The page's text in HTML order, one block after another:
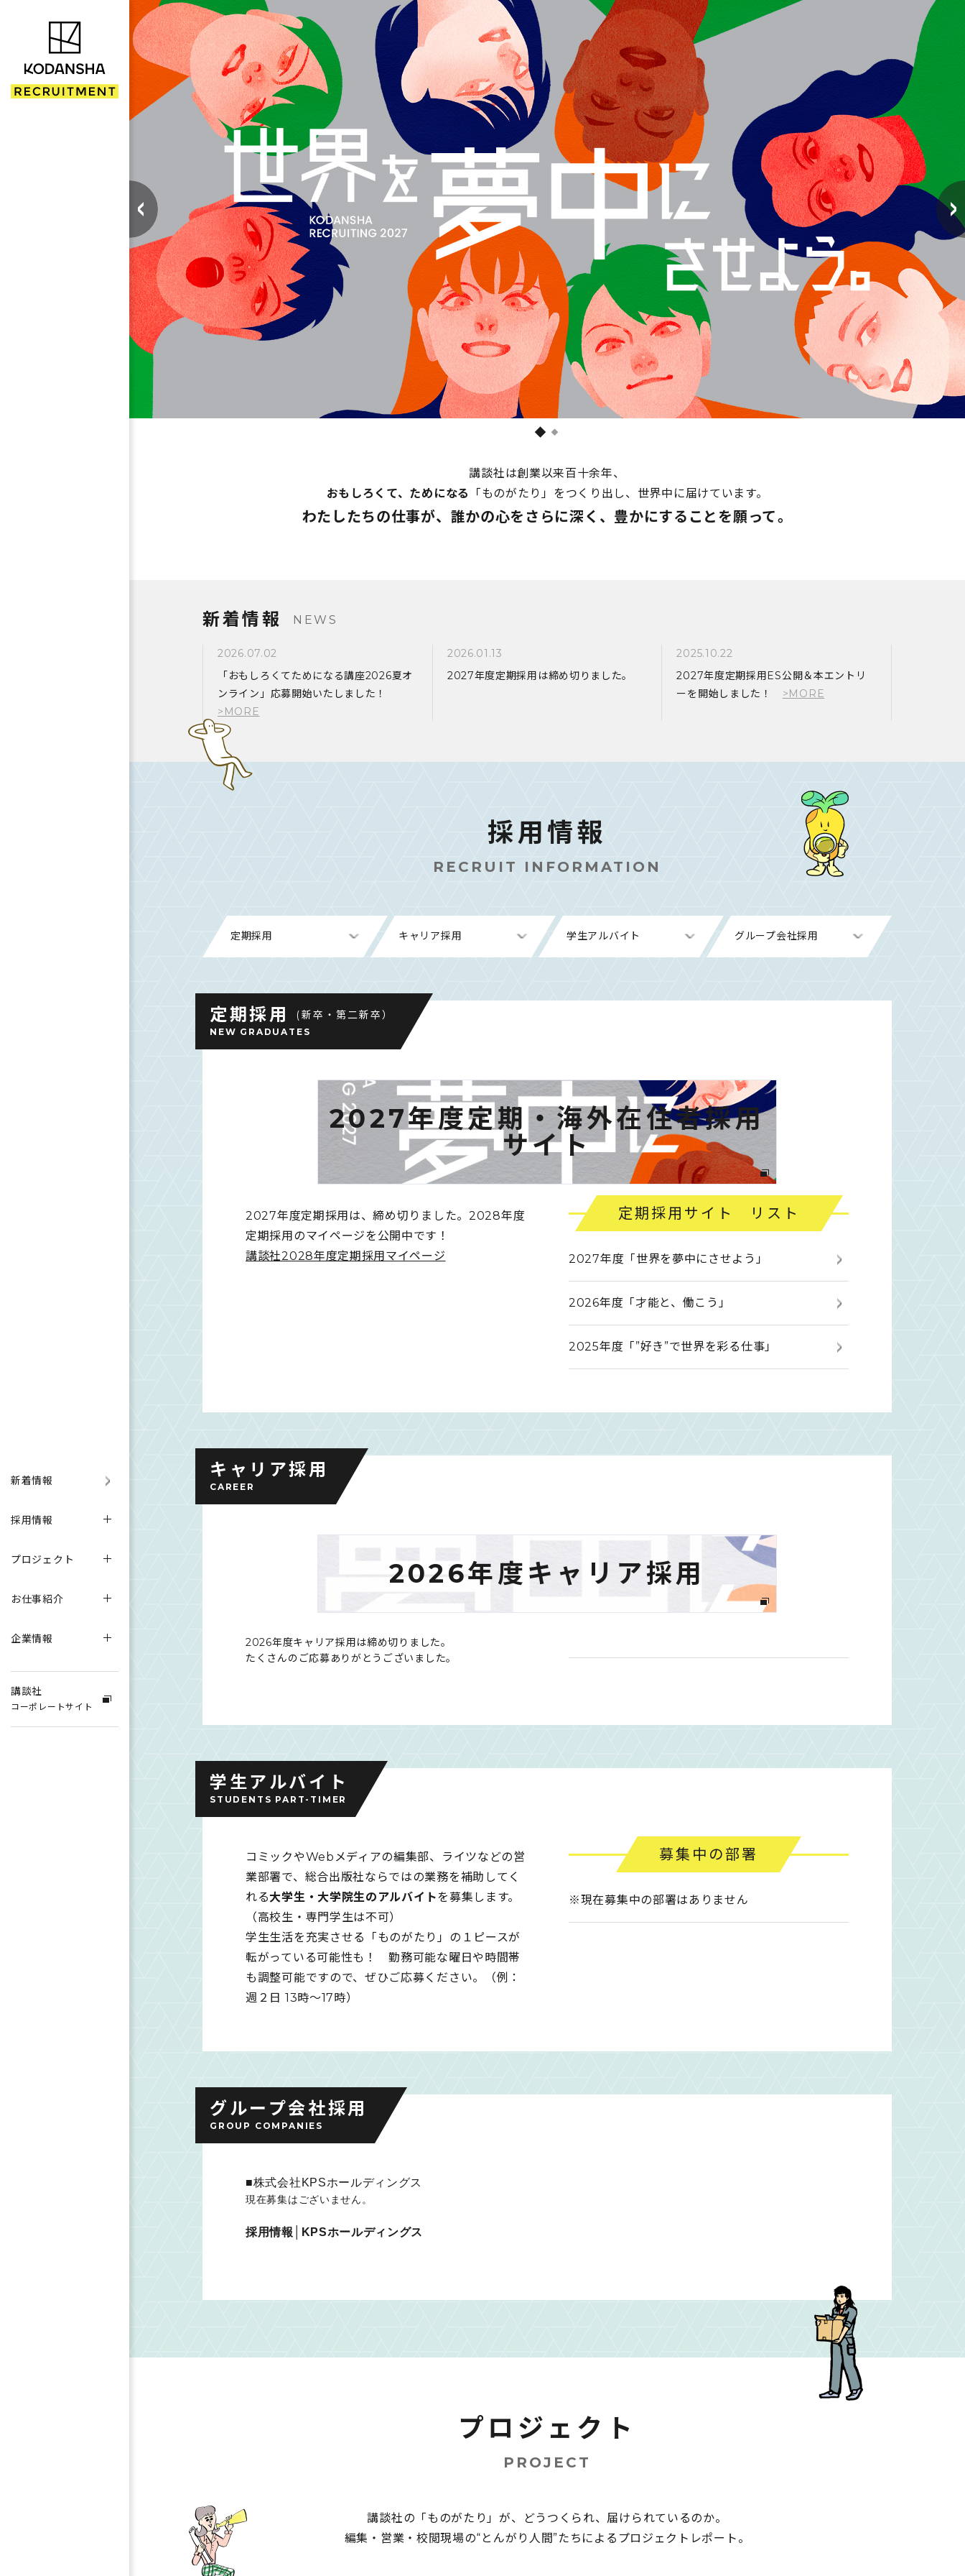
新着情報
採用情報
プロジェクト
お仕事紹介
企業情報
講談社
コーポレートサイト
講談社は創業以来百十余年、
おもしろくて、ためになる
「ものがたり」をつくり出し、 世界中に届けています。
わたしたちの仕事が、 誰かの心をさらに深く、 豊かにすることを願って――。
新着情報 NEWS
2026.07.02
「おもしろくてためになる講座2026夏オ
ンライン」応募開始いたしました！
2026.01.13
2027年度定期採用は締め切りました。
2025.10.22
2027年度定期採用ES公開＆本エントリ
ーを開始しました！
採用情報
RECRUIT INFORMATION
定期採用 キャリア採用 学生アルバイト グループ会社採用
定期採用 (新卒・第二新卒）
NEW GRADUATES
2027年度定期・海外在住者採用
サイト
2027年度定期採用は、締め切りました。2028年度
定期採用のマイページを公開中です！
講談社2028年度定期採用マイページ
定期採用サイト リスト
2027年度「世界を夢中にさせよう」
2026年度「才能と、働こう」
2025年度「”好き”で世界を彩る仕事」
キャリア採用
CAREER
2026年度キャリア採用
2026年度キャリア採用は締め切りました。
たくさんのご応募ありがとうございました。
学生アルバイト
STUDENTS PART-TIMER
コミックやWebメディアの編集部、ライツなどの営
業部署で、総合出版社ならではの業務を補助してく
れる大学生・大学院生のアルバイトを募集します。
（高校生・専門学生は不可）
学生生活を充実させる「ものがたり」の１ピースが
転がっている可能性も！ 勤務可能な曜日や時間帯
も調整可能ですので、ぜひご応募ください。（例：
週２日 13時～17時）
募集中の部署
※現在募集中の部署はありません
グループ会社採用
GROUP COMPANIES
■株式会社KPSホールディングス
現在募集はございません。
採用情報│KPSホールディングス
プロジェクト
PROJECT
講談社の「ものがたり」が、
どうつくられ、届けられているのか。
編集・営業・校閲現場の“とんがり人間”たちによる プロジェクトレポート。